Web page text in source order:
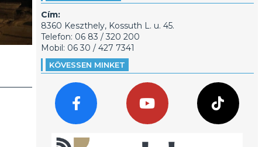
Cím:
8360 Keszthely, Kossuth L. u. 45.
Telefon: 06 83 / 320 200
Mobil: 06 30 / 427 7341
KÖVESSEN MINKET